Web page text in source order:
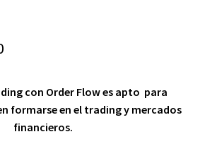
Current
is:
$ 15,00.
con Order Flow es apto para
formarse en el trading y mercados
financieros.